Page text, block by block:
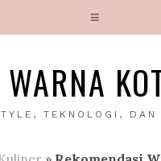
WARNA
TEKNOLOGI, DAN